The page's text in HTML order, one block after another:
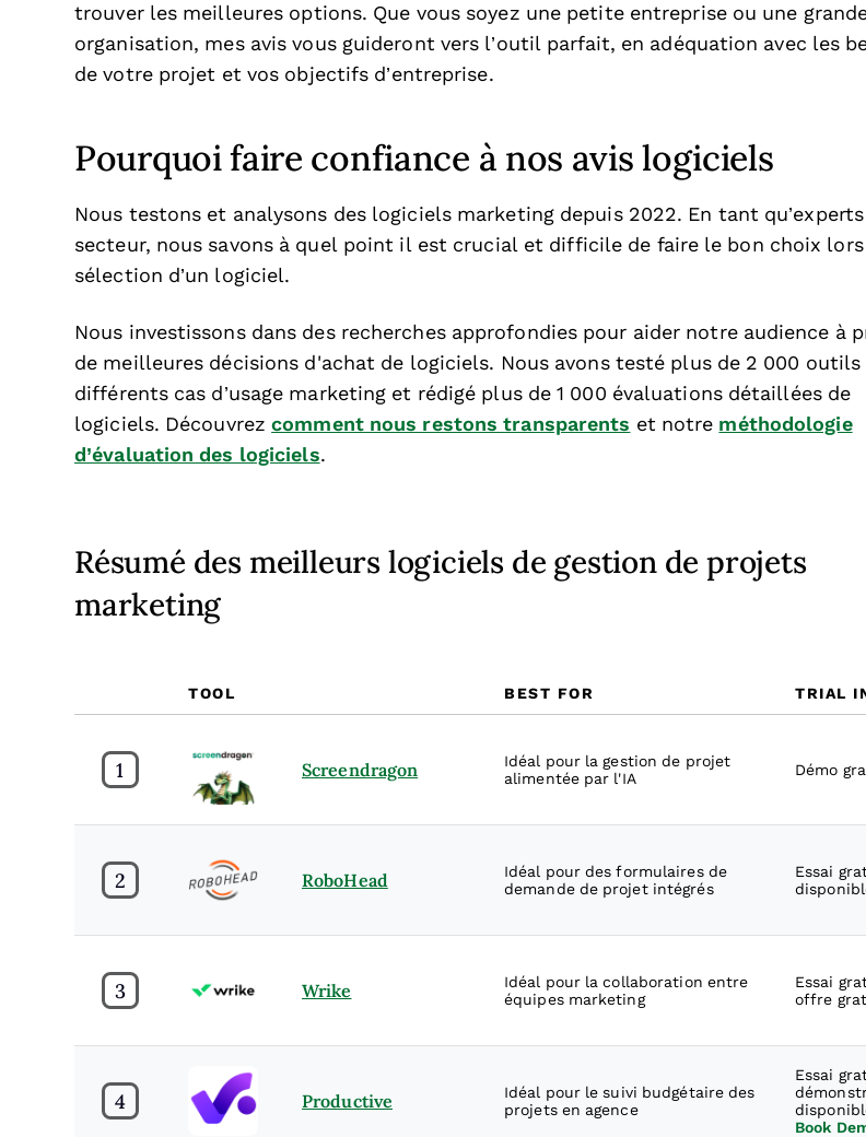
trouver les meilleures options. Que vous soyez une petite entreprise ou une
organisation, mes avis vous guideront vers l’outil parfait, en adéquation avec les
de votre projet et vos objectifs d’entreprise.
Pourquoi faire confiance à nos avis logiciels
Nous testons et analysons des logiciels marketing depuis 2022. En tant
secteur, nous savons à quel point il est crucial et difficile de faire le bon choix
sélection d’un logiciel.
Nous investissons dans des recherches approfondies pour aider notre audience à
de meilleures décisions d'achat de logiciels. Nous avons testé plus de 2 000 outils
différents cas d’usage marketing et rédigé plus de 1 000 évaluations détaillées de
logiciels. Découvrezcomment nous restons transparents et notre méthodologie
d’évaluation des logiciels.
Résumé des meilleurs logiciels de gestion de projets
marketing
TOOL BEST FOR TRIAL
1 Screendragon
Idéal pour la gestion de projet
alimentée par l'IA
Démo
2 RoboHead
Idéal pour des formulaires de
demande de projet intégrés
Essai
3 Wrike
Idéal pour la collaboration entre
équipes marketing
Essai
offre
4 Productive
Idéal pour le suivi budgétaire des
projets en agence
Essai
Book